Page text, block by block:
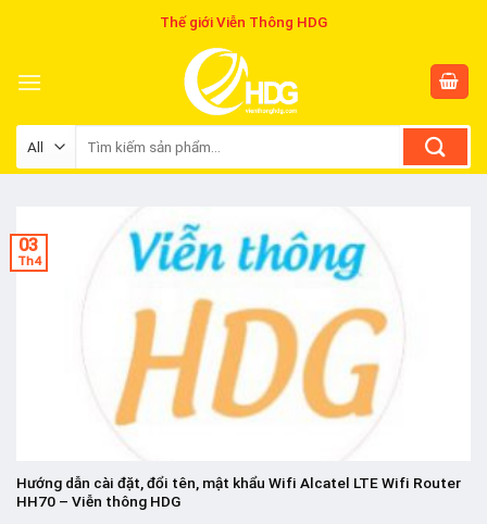
Thế giới Viễn Thông HDG
Hướng dẫn cài đặt, đổi tên, mật khẩu Wifi Alcatel LTE Wifi Router
HH70 – Viễn thông HDG
03
Th4